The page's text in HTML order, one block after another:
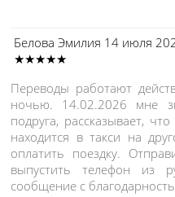
Белова Эмилия 14 июля
★★★★★
Переводы работают
ночью. 14.02.2026 мне
подруга, рассказывает,
находится в такси на
оплатить поездку.
выпустить телефон из
сообщение с